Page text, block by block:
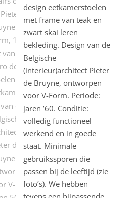
design eetkamerstoelen
met frame van teak en
zwart skai leren
bekleding. Design van de
Belgische
(interieur)architect Pieter
de Bruyne, ontworpen
voor V-Form. Periode:
jaren ’60. Conditie:
volledig functioneel
werkend en in goede
staat. Minimale
gebruikssporen die
passen bij de leeftijd (zie
foto’s). We hebben